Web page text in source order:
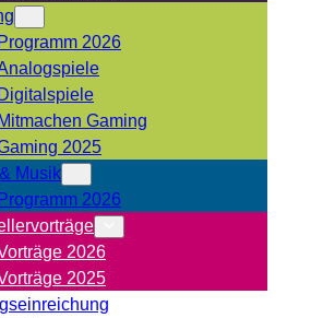
2026
Gaming
2025
Musik
2026
2026
2025